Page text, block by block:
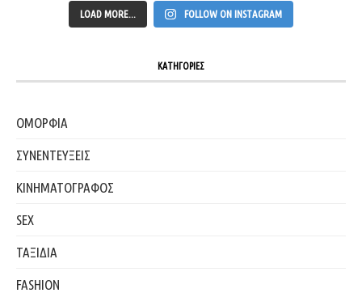
LOAD MORE... FOLLOW ON INSTAGRAM
ΚΑΤΗΓΟΡΙΕΣ
ΟΜΟΡΦΙΑ
ΣΥΝΕΝΤΕΥΞΕΙΣ
ΚΙΝΗΜΑΤΟΓΡΑΦΟΣ
SEX
ΤΑΞΙΔΙΑ
FASHION